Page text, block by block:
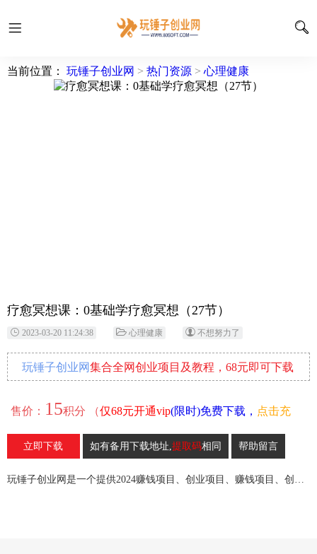
当前位置： 玩锤子创业网 > 热门资源 > 心理健康
疗愈冥想课：0基础学疗愈冥想（27节）
2023-03-20 11:24:38 心理健康 不想努力了
玩锤子创业网集合全网创业项目及教程，68元即可下载
售价： 15积分 （仅68元开通vip(限时)免费下载， 点击充
）
立即下载 如有备用下载地址,提取码相同 帮助留言
玩锤子创业网是一个提供2024赚钱项目、创业项目、赚钱项目、创业赚钱教程、引流教程的创业网,欢迎来玩锤子创业网！